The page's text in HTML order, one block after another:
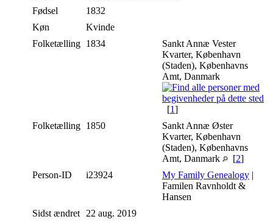
Fødsel
1832
Køn
Kvinde
Folketælling 1834
Sankt Annæ Vester
Kvarter, København
(Staden), Københavns
Amt, Danmark
[1]
Folketælling 1850
Sankt Annæ Øster
Kvarter, København
(Staden), Københavns
Amt, Danmark
[2]
Person-ID
i23924 My Family Genealogy |
Familen Ravnholdt &
Hansen
Sidst ændret
22 aug. 2019